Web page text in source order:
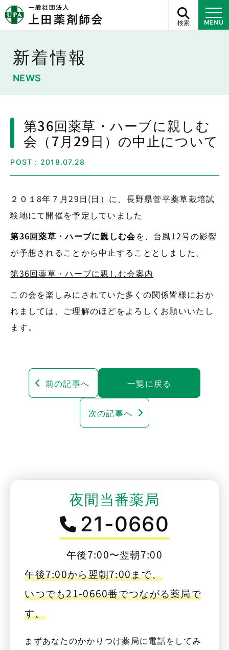
検索 MENU
新着情報
NEWS
第36回薬草・ハーブに親しむ
会（7月29日）の中止について
POST：2018.07.28
２０１8年７月29日(日）に、長野県菅平薬草栽培試
験地にて開催を予定していました
第36回薬草・ハーブに親しむ会を、台風12号の影響
が予想されることから中止することとしました。
第36回薬草・ハーブに親しむ会案内
この会を楽しみにされていた多くの関係皆様におか
れましては、ご理解のほどをよろしくお願いいたし
ます。
前の記事へ 一覧に戻る
次の記事へ
夜間当番薬局
21-0660
午後7:00〜翌朝7:00
午後7:00から翌朝7:00まで、
いつでも21-0660番でつながる薬局で
す。
まずあなたのかかりつけ薬局に電話をしてみ